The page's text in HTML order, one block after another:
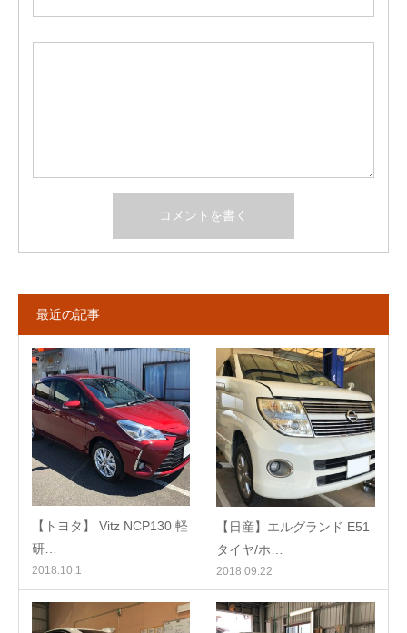
最近の記事
【トヨタ】 Vitz NCP130 軽
研…
2018.10.1
【日産】エルグランド E51
タイヤ/ホ…
2018.09.22